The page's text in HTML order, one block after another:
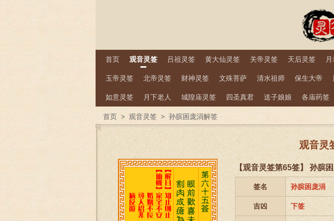
首页 观音灵签 吕祖灵签 黄大仙灵签 关帝灵签 天后灵签
玉帝灵签 北帝灵签 财神灵签 文殊菩萨 清水祖师 保生大帝
如意灵签 月下老人 城隍庙灵签 四圣真君 送子娘娘 各庙药签
首页 > 观音灵签 > 孙膑困庞涓解签
观音灵
【观音灵签第65签】 孙膑
签名 孙膑困庞涓
吉凶 下签